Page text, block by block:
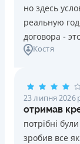
но здесь
реальную
договора -
Костя
23 липня 2026
отримав
потрібні
зробив все